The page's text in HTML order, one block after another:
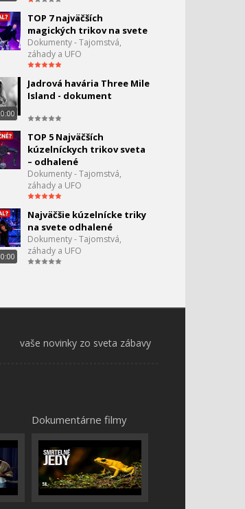
0:00
Milionárske bývanie -
Moskva
Explózia v Bejrúte
45:00
(EN)
Top 50 najvyšších budov
sveta
0:00
Stavbách na YouTube
TOP 7 najväčších
magických trikov na svete
Dokumenty - Tajomstvá,
záhady a UFO
0:00
Jadrová havária Three Mile
Island - dokument
TOP 5 Najväčších
kúzelníckych trikov sveta
– odhalené
Dokumenty - Tajomstvá,
záhady a UFO
0:00
Najväčšie kúzelnícke triky
na svete odhalené
Dokumenty - Tajomstvá,
záhady a UFO
vaše novinky zo sveta zábavy
Dokumentárne filmy